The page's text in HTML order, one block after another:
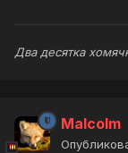
Два десятка
Malcolm